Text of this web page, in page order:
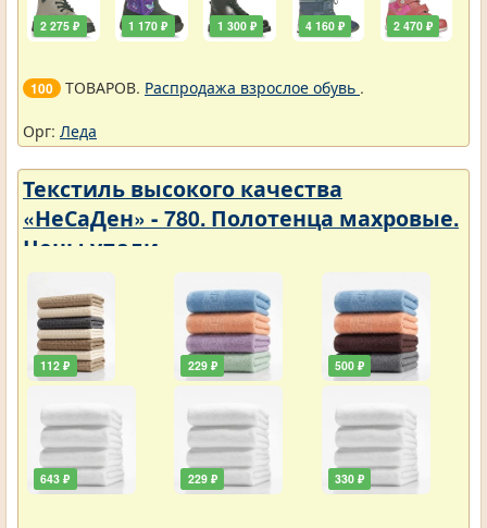
2 275 ₽ 1 170 ₽ 1 300 ₽ 4 160 ₽ 2 470 ₽
100 ТОВАРОВ. Распродажа взрослое обувь .
Орг: Леда
Текстиль высокого качества
«НеСаДен» - 780. Полотенца махровые.
Цены упали
112 ₽
643 ₽
229 ₽
229 ₽
500 ₽
330 ₽